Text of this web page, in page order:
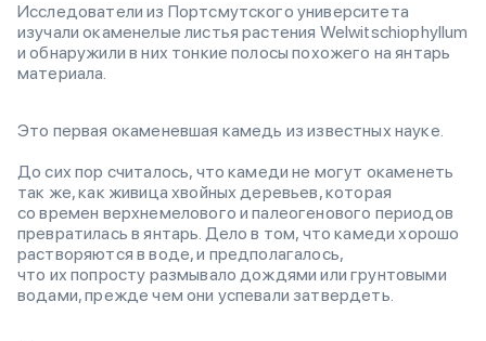
Исследователи из Портсмутского университета
изучали окаменелые листья растения Welwitschiophyllum
и обнаружили в них тонкие полосы похожего на янтарь
материала.
Это первая окаменевшая камедь из известных науке.
До сих пор считалось, что камеди не могут окаменеть
так же, как живица хвойных деревьев, которая
со времен верхнемелового и палеогенового периодов
превратилась в янтарь. Дело в том, что камеди хорошо
растворяются в воде, и предполагалось,
что их попросту размывало дождями или грунтовыми
водами, прежде чем они успевали затвердеть.